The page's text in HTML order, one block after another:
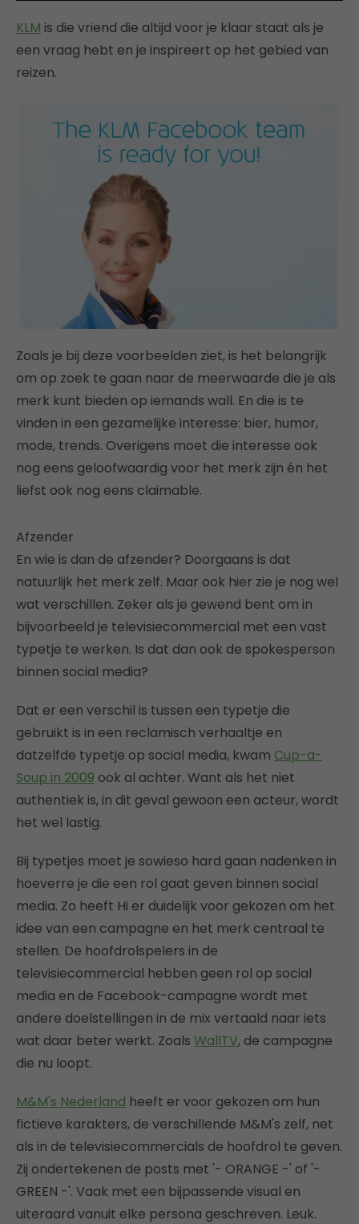
KLM is die vriend die altijd voor je klaar staat als je
een vraag hebt en je inspireert op het gebied van
reizen.
Zoals je bij deze voorbeelden ziet, is het belangrijk
om op zoek te gaan naar de meerwaarde die je als
merk kunt bieden op iemands wall. En die is te
vinden in een gezamelijke interesse: bier, humor,
mode, trends. Overigens moet die interesse ook
nog eens geloofwaardig voor het merk zijn én het
liefst ook nog eens claimable.
Afzender
En wie is dan de afzender? Doorgaans is dat
natuurlijk het merk zelf. Maar ook hier zie je nog wel
wat verschillen. Zeker als je gewend bent om in
bijvoorbeeld je televisiecommercial met een vast
typetje te werken. Is dat dan ook de spokesperson
binnen social media?
Dat er een verschil is tussen een typetje die
gebruikt is in een reclamisch verhaaltje en
datzelfde typetje op social media, kwam Cup-a-
Soup in 2009 ook al achter. Want als het niet
authentiek is, in dit geval gewoon een acteur, wordt
het wel lastig.
Bij typetjes moet je sowieso hard gaan nadenken in
hoeverre je die een rol gaat geven binnen social
media. Zo heeft Hi er duidelijk voor gekozen om het
idee van een campagne en het merk centraal te
stellen. De hoofdrolspelers in de
televisiecommercial hebben geen rol op social
media en de Facebook-campagne wordt met
andere doelstellingen in de mix vertaald naar iets
wat daar beter werkt. Zoals WallTV, de campagne
die nu loopt.
M&M's Nederland heeft er voor gekozen om hun
fictieve karakters, de verschillende M&M's zelf, net
als in de televisiecommercials de hoofdrol te geven.
Zij ondertekenen de posts met '- ORANGE -' of '-
GREEN -'. Vaak met een bijpassende visual en
uiteraard vanuit elke persona geschreven. Leuk.